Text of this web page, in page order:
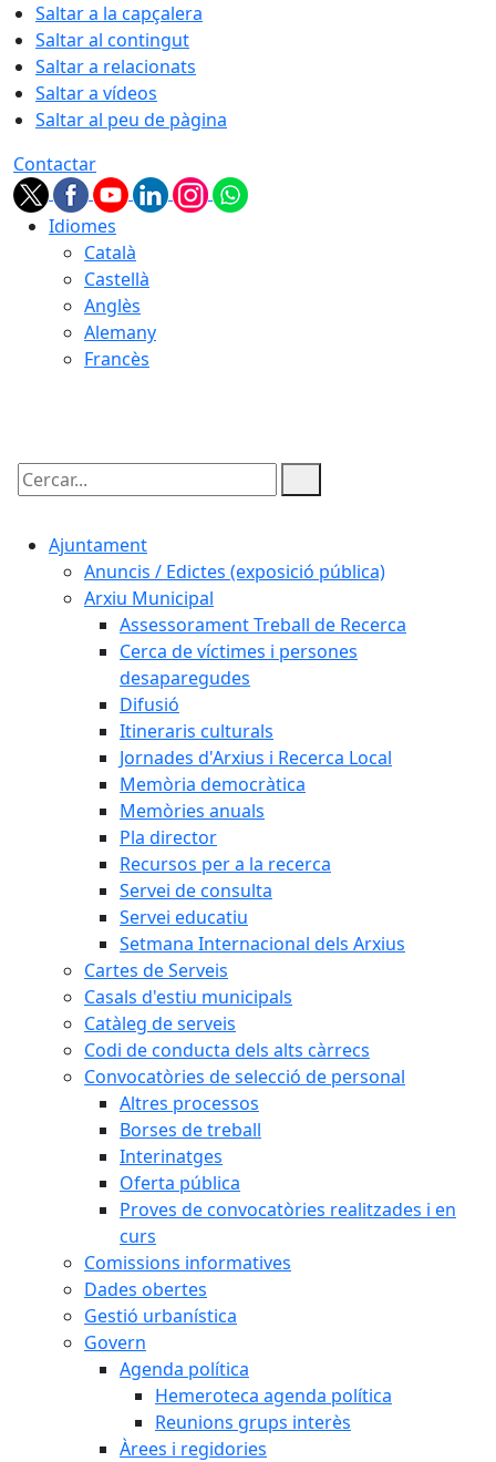
Saltar a la capçalera
Saltar al contingut
Saltar a relacionats
Saltar a vídeos
Saltar al peu de pàgina
Contactar
Idiomes
Català
Castellà
Anglès
Alemany
Francès
Cercar:
Ajuntament
Anuncis / Edictes (exposició pública)
Arxiu Municipal
Assessorament Treball de Recerca
Cerca de víctimes i persones
desaparegudes
Difusió
Itineraris culturals
Jornades d'Arxius i Recerca Local
Memòria democràtica
Memòries anuals
Pla director
Recursos per a la recerca
Servei de consulta
Servei educatiu
Setmana Internacional dels Arxius
Cartes de Serveis
Casals d'estiu municipals
Catàleg de serveis
Codi de conducta dels alts càrrecs
Convocatòries de selecció de personal
Altres processos
Borses de treball
Interinatges
Oferta pública
Proves de convocatòries realitzades i en
curs
Comissions informatives
Dades obertes
Gestió urbanística
Govern
Agenda política
Hemeroteca agenda política
Reunions grups interès
Àrees i regidories